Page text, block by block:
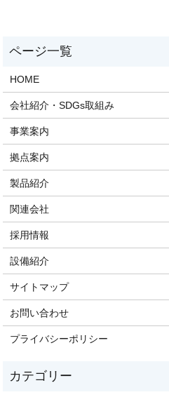
HOME
会社紹介・SDGs取組み
事業案内
拠点案内
製品紹介
関連会社
採用情報
設備紹介
サイトマップ
お問い合わせ
プライバシーポリシー